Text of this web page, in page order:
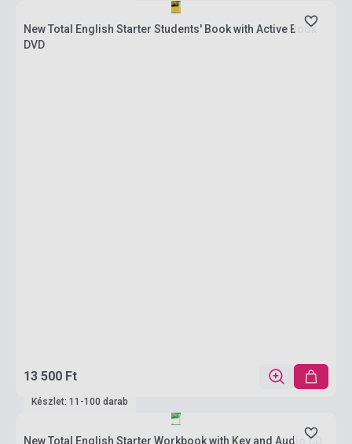
New Total English Starter Students' Book with Active Book
DVD
13 500 Ft
Készlet: 11-100 darab
New Total English Starter Workbook with Key and Audio CD